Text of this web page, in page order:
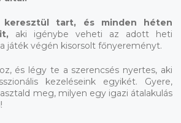
tart, és minden héten
aki igénybe veheti az adott heti
játék végén kisorsolt főnyereményt.
és légy te a szerencsés nyertes, aki
kezeléseink egyikét. Gyere,
meg, milyen egy igazi átalakulás